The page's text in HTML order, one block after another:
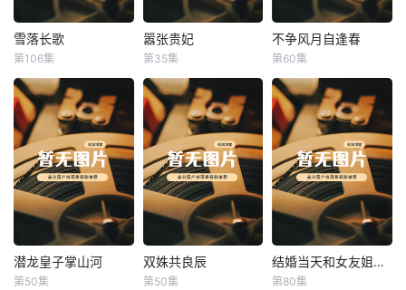
雪落长歌
雪落长歌
第106集
嚣张贵妃
嚣张贵妃
第35集
不争风月自逢春
不争风月自逢春
第60集
潜龙皇子掌山河
潜龙皇子掌山河
第50集
双姝共良辰
双姝共良辰
第50集
结婚当天和女友姐姐一起穿越了 结婚当天和女友姐姐一起穿越了
第80集